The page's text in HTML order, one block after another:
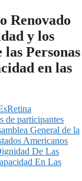
Renovado
y los
las Personas
en las